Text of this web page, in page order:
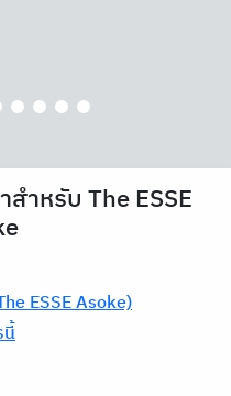
ำหรับ The ESSE
ESSE Asoke)
นี้